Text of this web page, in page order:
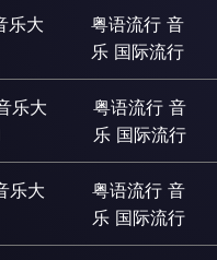
乐大
粤语流行 音
乐 国际流行
乐大
粤语流行 音
乐 国际流行
乐大
粤语流行 音
乐 国际流行